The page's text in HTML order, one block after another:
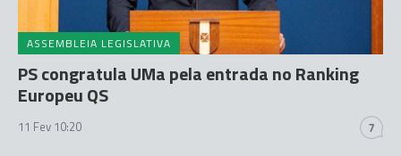
ASSEMBLEIA LEGISLATIVA
PS congratula UMa pela entrada no Ranking
Europeu QS
11 Fev 10:20 7